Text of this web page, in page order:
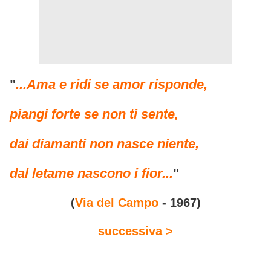
"...Ama e ridi se amor risponde,
piangi forte se non ti sente,
dai diamanti non nasce niente,
dal letame nascono i fior..."
(Via del Campo- 1967)
successiva >